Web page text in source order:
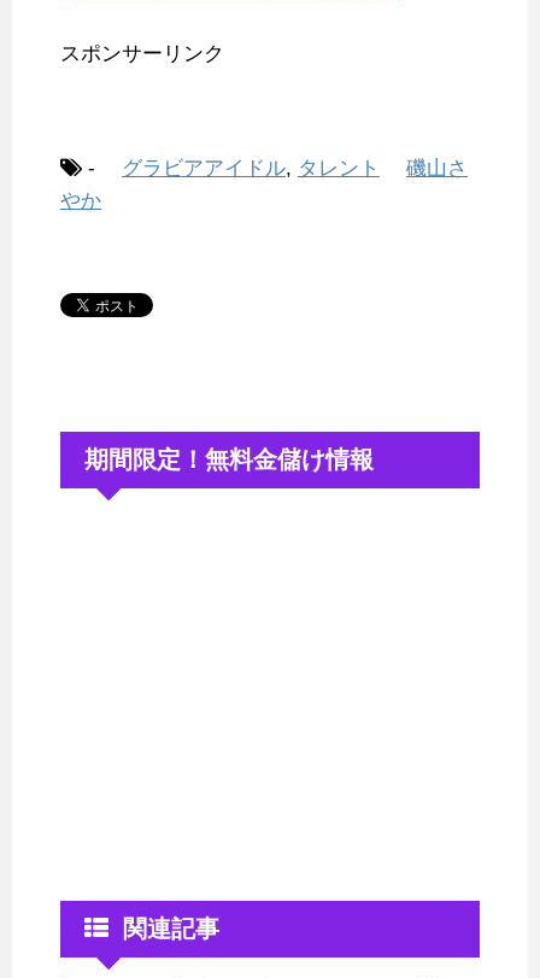
スポンサーリンク
- グラビアアイドル, タレント
磯山さ
やか
期間限定！無料金儲け情報
関連記事